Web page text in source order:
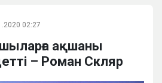
02:27
ақшаны
– Роман Скляр